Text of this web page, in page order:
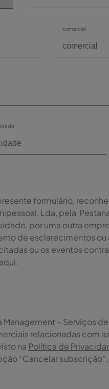
comercial
formulário,
Lda, pela
por uma outra
de esclarecimentos
ou os eventos
aqui.
– Serviços
relacionadas com
na Política de
“Cancelar